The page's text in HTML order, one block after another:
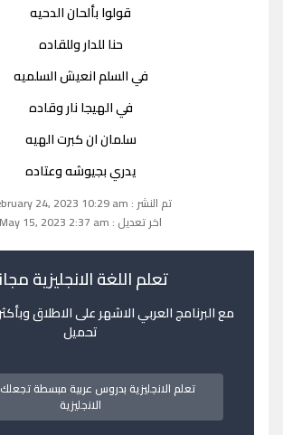
قولوا بألحان الدحيه
حنا للدار وللقاده
في السلم انعيش السلميه
في الهيجا نار وقاده
سلمان ان كبرت الهيه
يدري بجيوشه وعتاده
تم النشر : February 24, 2023 10:29 am
اخر تعديل : May 15, 2023 2:37 am
تعلم اللغة الانجليزية
تحميل
تعلم الانجليزية بدروس عربية مبسطة
الانجليزية